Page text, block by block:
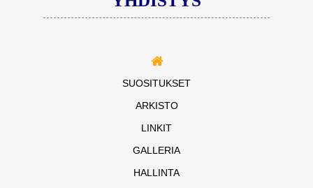
SUOSITUKSET
ARKISTO
LINKIT
GALLERIA
HALLINTA